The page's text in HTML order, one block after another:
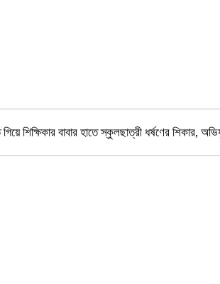
শিক্ষিকার বাবার হাতে স্কুলছাত্রী ধর্ষণের শিকার,